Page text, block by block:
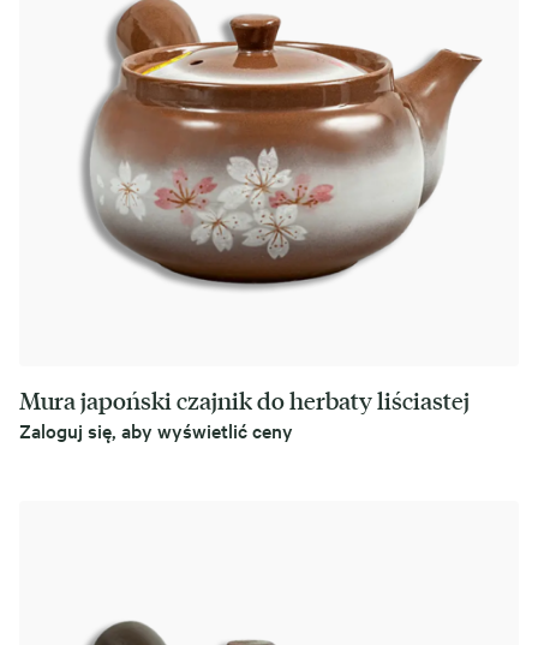
Mura japoński czajnik do herbaty liściastej
Zaloguj się, aby wyświetlić ceny